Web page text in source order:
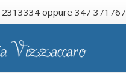
2313334 oppure 347